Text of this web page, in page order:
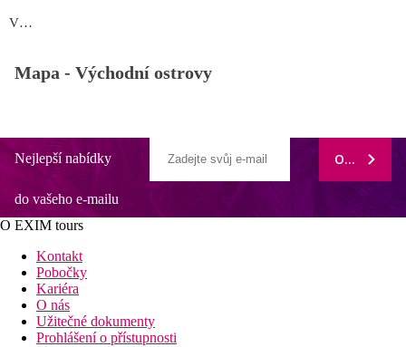
Východní ostrovy
Mapa - Východní ostrovy
Nejlepší nabídky
do vašeho e-mailu
ODEBÍRAT
O EXIM tours
Kontakt
Pobočky
Kariéra
O nás
Užitečné dokumenty
Prohlášení o přístupnosti